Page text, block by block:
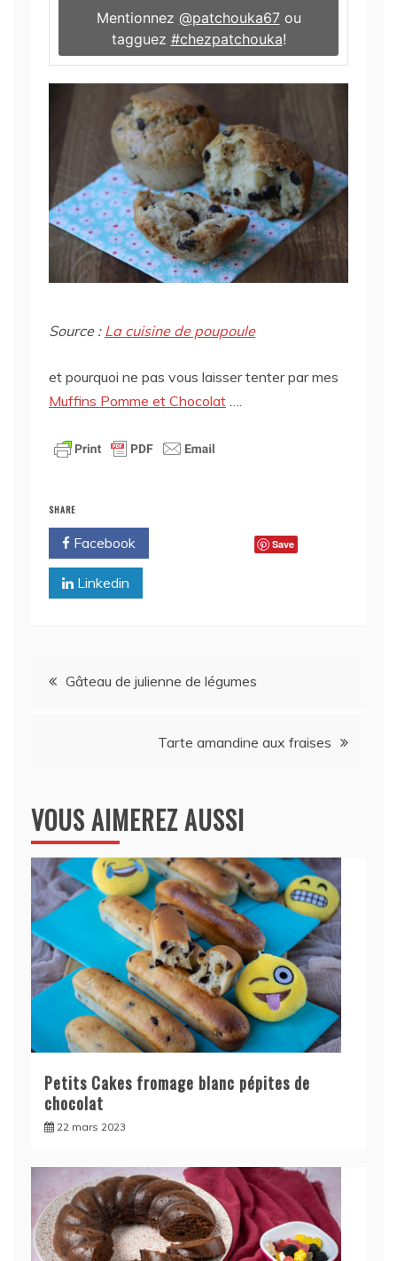
Mentionnez @patchouka67ou
tagguez #chezpatchouka!
Source : La cuisine de poupoule
et pourquoi ne pas vous laisser tenter par mes
Muffins Pomme et Chocolat
SHARE
Facebook Save
Linkedin
Navigation
Gâteau de julienne de légumes
Tarte amandine aux fraises
VOUS AIMEREZ AUSSI
Petits Cakes fromage blanc pépites de
chocolat
22 mars 2023